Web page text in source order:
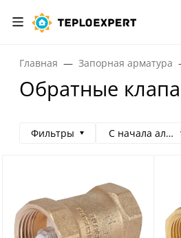
Главная Запорная арматура
Обратные
Фильтры С начала